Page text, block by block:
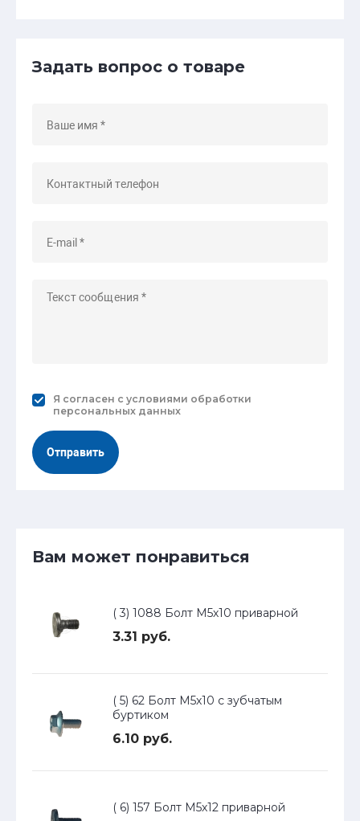
Задать вопрос о товаре
Я согласен с условиями обработки
персональных данных
Отправить
Вам может понравиться
( 3) 1088 Болт М5х10 приварной
3.31 руб.
( 5) 62 Болт М5х10 с зубчатым
буртиком
6.10 руб.
( 6) 157 Болт М5х12 приварной